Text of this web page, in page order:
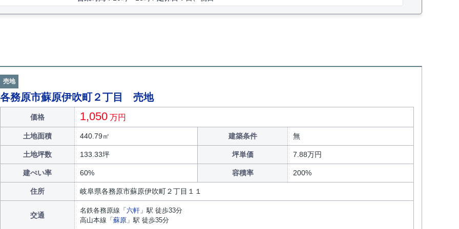
売地
各務原市蘇原伊吹町２丁目 売地
価格 1,050 万円
土地面積 440.79㎡ 建築条件 無
土地坪数 133.33坪 坪単価 7.88万円
建ぺい率 60% 容積率 200%
住所 岐阜県各務原市蘇原伊吹町２丁目 １１
交通
名鉄各務原線 「 六軒 」駅 徒歩33分
高山本線 「 蘇原 」駅 徒歩35分